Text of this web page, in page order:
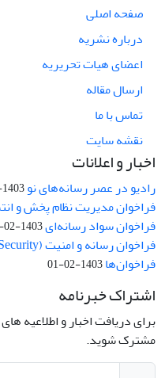
صفحه اصلی
درباره نشریه
اعضای هیات تحریریه
ارسال مقاله
تماس با ما
نقشه سایت
اخبار و اعلانات
رادیو در عصر رسانه‌های نو1403-02-01
فراخوان مدیریت نظام پخش و
فراخوان سواد رسانه‌ای1403-02-01
فراخوان رسانه و امنیت (Media and Security)
فراخوان‌ها1403-02-01
اشتراک خبرنامه
برای دریافت اخبار و اطلاعیه
مشترک شوید.